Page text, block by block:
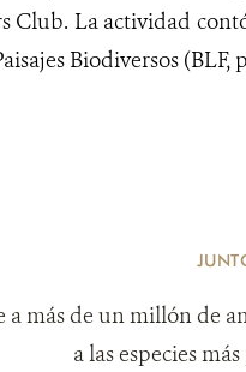
Club. La actividad
Biodiversos
a más de un millón de
a las especies